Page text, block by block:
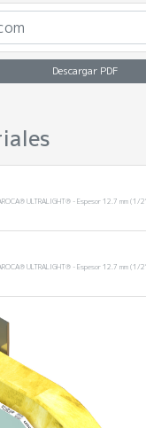
Descargar PDF
ULTRALIGHT® - Espesor 12.7 mm
ULTRALIGHT® - Espesor 12.7 mm